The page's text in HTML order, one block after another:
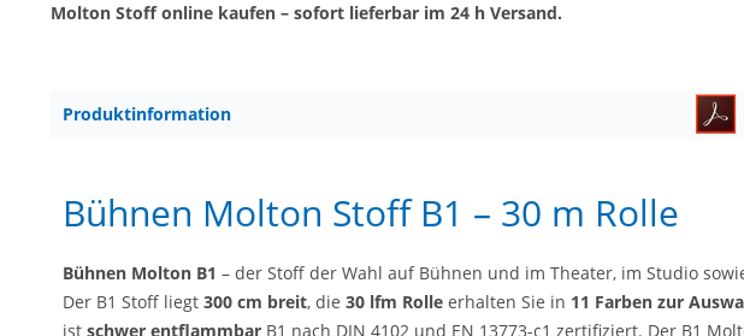
Molton Stoff online kaufen – sofort lieferbar im 24 h Versand.
Produktinformation
Bühnen Molton Stoff B1 – 30 m Rolle
Bühnen Molton B1 – der Stoff der Wahl auf Bühnen und im Theater, im Studio
Der B1 Stoff liegt 300 cm breit, die 30 lfm Rolle erhalten Sie in 11 Farben zur
ist schwer entflammbar B1 nach DIN 4102 und EN 13773-c1 zertifiziert. Der B1